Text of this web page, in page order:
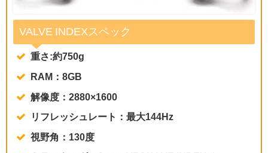
VALVE INDEXスペック
重さ:約750g
RAM：8GB
解像度：2880×1600
リフレッシュレート：最大144Hz
視野角：130度